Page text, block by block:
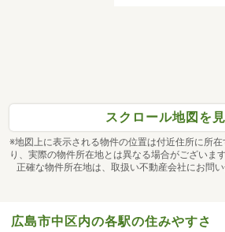
スクロール地図を
※地図上に表示される物件の位置は付近住所に所
り、実際の物件所在地とは異なる場合がございます
正確な物件所在地は、取扱い不動産会社にお問い
広島市中区内の各駅の住みやすさ